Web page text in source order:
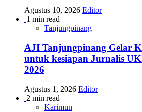
Agustus 10, 2026 Editor
1 min read
Tanjungpinang
AJI Tanjungpinang Gelar
untuk kesiapan Jurnalis
2026
Agustus 1, 2026 Editor
2 min read
Karimun